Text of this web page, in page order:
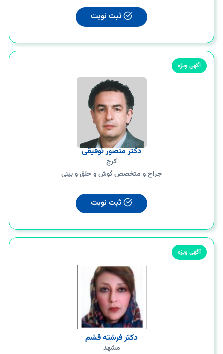
ثبت نوبت
آگهی ویژه
دکتر منصور توفیقی
کرج
جراح و متخصص گوش و حلق و بینی
ثبت نوبت
آگهی ویژه
دکتر فرشته قشم
مشهد